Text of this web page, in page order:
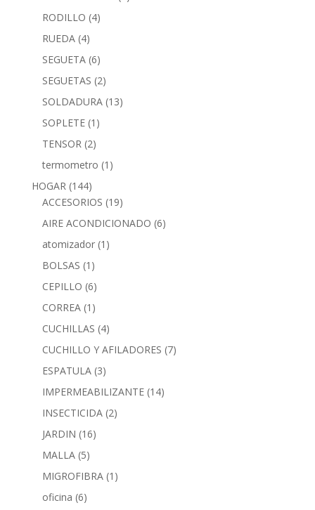
RODILLO (4)
RUEDA (4)
SEGUETA (6)
SEGUETAS (2)
SOLDADURA (13)
SOPLETE (1)
TENSOR (2)
termometro (1)
HOGAR (144)
ACCESORIOS (19)
AIRE ACONDICIONADO (6)
atomizador (1)
BOLSAS (1)
CEPILLO (6)
CORREA (1)
CUCHILLAS (4)
CUCHILLO Y AFILADORES (7)
ESPATULA (3)
IMPERMEABILIZANTE (14)
INSECTICIDA (2)
JARDIN (16)
MALLA (5)
MIGROFIBRA (1)
oficina (6)